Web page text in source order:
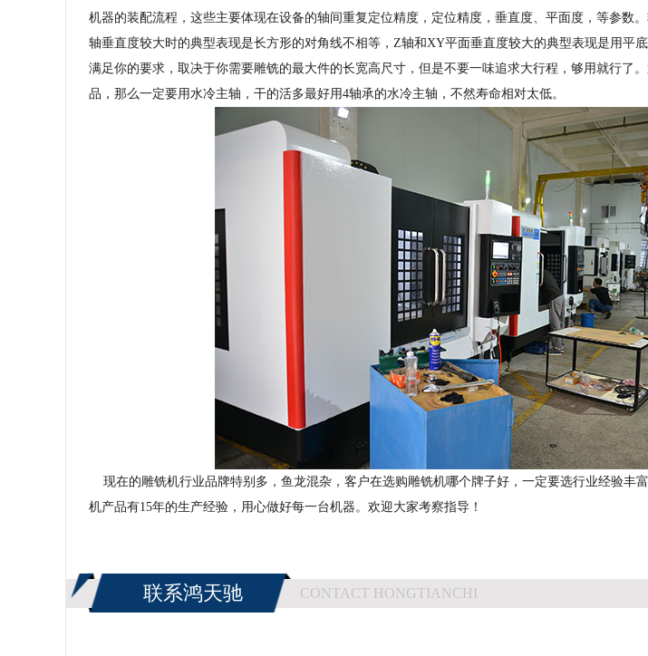
机器的装配流程，这些主要体现在设备的轴间重复定位精度，定位精度，垂直度、平面度，等参数
轴垂直度较大时的典型表现是长方形的对角线不相等，Z轴和XY平面垂直度较大的典型表现是用平
满足你的要求，取决于你需要雕铣的最大件的长宽高尺寸，但是不要一味追求大行程，够用就行了
品，那么一定要用水冷主轴，干的活多最好用4轴承的水冷主轴，不然寿命相对太低。
现在的雕铣机行业品牌特别多，鱼龙混杂，客户在选购雕铣机哪个牌子好，一定要选行业经验丰
机产品有15年的生产经验，用心做好每一台机器。欢迎大家考察指导！
联系鸿天驰 CONTACT HONGTIANCHI